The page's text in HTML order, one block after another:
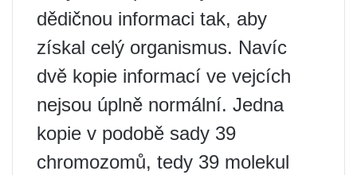
dědičnou informaci tak, aby
získal celý organismus. Navíc
dvě kopie informací ve vejcích
nejsou úplně normální. Jedna
kopie v podobě sady 39
chromozomů, tedy 39 molekul